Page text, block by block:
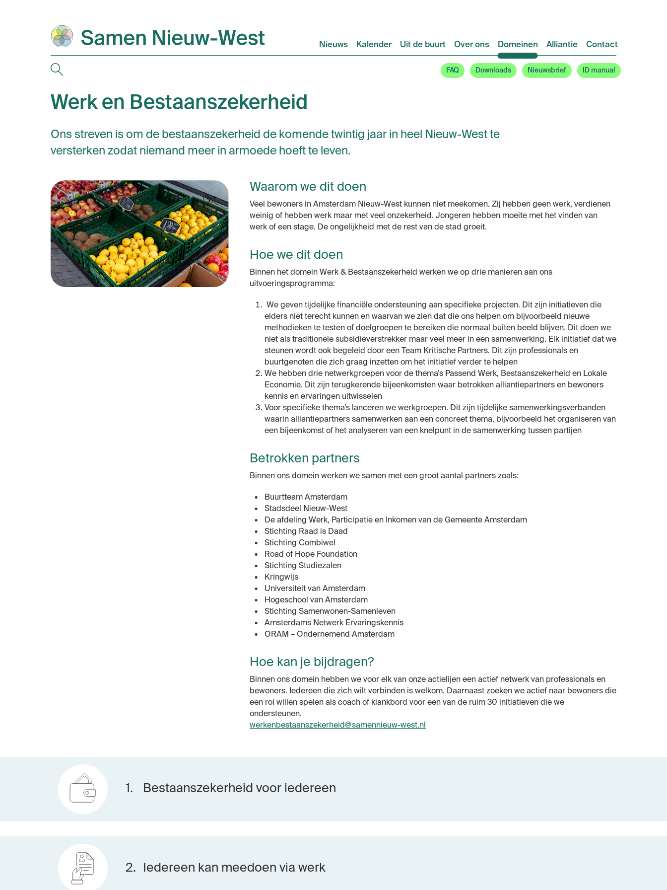
Nieuws Kalender Uit de buurt Over ons Domeinen Alliantie Contact
FAQ Downloads Nieuwsbrief ID manual
Werk en Bestaanszekerheid
Ons streven is om de bestaanszekerheid de komende twintig jaar in heel Nieuw-West te
versterken zodat niemand meer in armoede hoeft te leven.
Waarom we dit doen
Veel bewoners in Amsterdam Nieuw-West kunnen niet meekomen. Zij hebben geen werk, verdienen
weinig of hebben werk maar met veel onzekerheid. Jongeren hebben moeite met het vinden van
werk of een stage. De ongelijkheid met de rest van de stad groeit.
Hoe we dit doen
Binnen het domein Werk & Bestaanszekerheid werken we op drie manieren aan ons
uitvoeringsprogramma:
We geven tijdelijke financiële ondersteuning aan specifieke projecten. Dit zijn initiatieven die
elders niet terecht kunnen en waarvan we zien dat die ons helpen om bijvoorbeeld nieuwe
methodieken te testen of doelgroepen te bereiken die normaal buiten beeld blijven. Dit doen we
niet als traditionele subsidieverstrekker maar veel meer in een samenwerking. Elk initiatief dat we
steunen wordt ook begeleid door een Team Kritische Partners. Dit zijn professionals en
buurtgenoten die zich graag inzetten om het initiatief verder te helpen
We hebben drie netwerkgroepen voor de thema’s Passend Werk, Bestaanszekerheid en Lokale
Economie. Dit zijn terugkerende bijeenkomsten waar betrokken alliantiepartners en bewoners
kennis en ervaringen uitwisselen
Voor specifieke thema’s lanceren we werkgroepen. Dit zijn tijdelijke samenwerkingsverbanden
waarin alliantiepartners samenwerken aan een concreet thema, bijvoorbeeld het organiseren van
een bijeenkomst of het analyseren van een knelpunt in de samenwerking tussen partijen
Betrokken partners
Binnen ons domein werken we samen met een groot aantal partners zoals:
Buurtteam Amsterdam
Stadsdeel Nieuw-West
De afdeling Werk, Participatie en Inkomen van de Gemeente Amsterdam
Stichting Raad is Daad
Stichting Combiwel
Road of Hope Foundation
Stichting Studiezalen
Kringwijs
Universiteit van Amsterdam
Hogeschool van Amsterdam
Stichting Samenwonen-Samenleven
Amsterdams Netwerk Ervaringskennis
ORAM – Ondernemend Amsterdam
Hoe kan je bijdragen?
Binnen ons domein hebben we voor elk van onze actielijen een actief netwerk van professionals en
bewoners. Iedereen die zich wilt verbinden is welkom. Daarnaast zoeken we actief naar bewoners die
een rol willen spelen als coach of klankbord voor een van de ruim 30 initiatieven die we
ondersteunen.
werkenbestaanszekerheid@samennieuw-west.nl
1. Bestaanszekerheid voor iedereen
2. Iedereen kan meedoen via werk